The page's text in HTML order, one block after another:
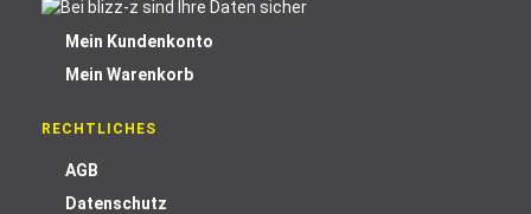
Mein Kundenkonto
Mein Warenkorb
RECHTLICHES
AGB
Datenschutz